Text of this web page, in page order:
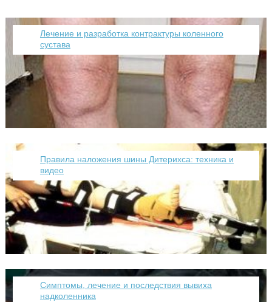
Лечение и разработка контрактуры коленного
сустава
Правила наложения шины Дитерихса: техника и
видео
Симптомы, лечение и последствия вывиха
надколенника